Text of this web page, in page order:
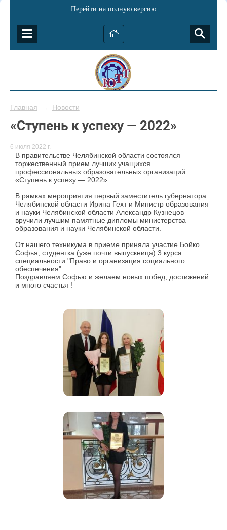
Перейти на полную версию
Главная → Новости
«Ступень к успеху — 2022»
6 июля 2022 г.
В правительстве Челябинской области состоялся
торжественный прием лучших учащихся
профессиональных образовательных организаций
«Ступень к успеху — 2022».
В рамках мероприятия первый заместитель губернатора
Челябинской области Ирина Гехт и Министр образования
и науки Челябинской области Александр Кузнецов
вручили лучшим памятные дипломы министерства
образования и науки Челябинской области.
От нашего техникума в приеме приняла участие Бойко
Софья, студентка (уже почти выпускница) 3 курса
специальности "Право и организация социального
обеспечения".
Поздравляем Софью и желаем новых побед, достижений
и много счастья !